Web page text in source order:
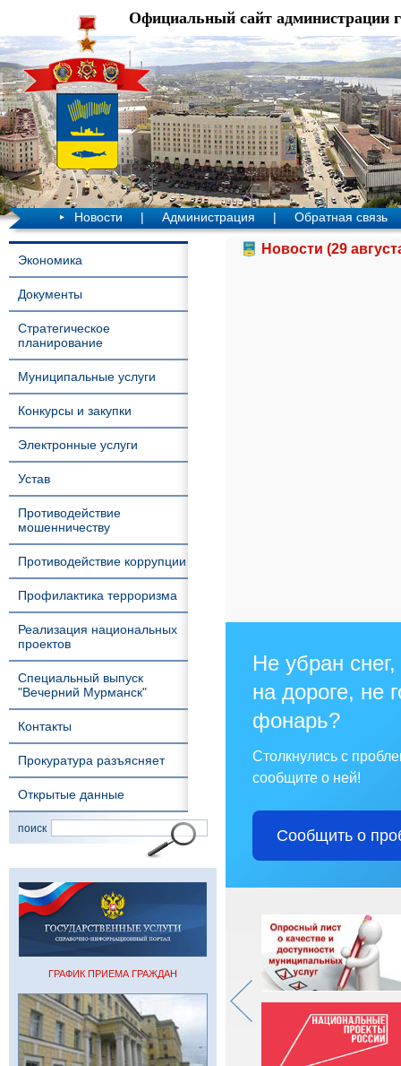
Официальный сайт администрации
Новости | Администрация | Обратная связь
Экономика
Документы
Стратегическое
планирование
Муниципальные услуги
Конкурсы и закупки
Электронные услуги
Устав
Противодействие
мошенничеству
Противодействие коррупции
Профилактика терроризма
Реализация национальных
проектов
Специальный выпуск
"Вечерний Мурманск"
Контакты
Прокуратура разъясняет
Открытые данные
поиск
ГРАФИК ПРИЕМА ГРАЖДАН
Новости (29
Не убран
на дороге, не
фонарь?
Столкнулись с
сообщите о ней!
Сообщить о